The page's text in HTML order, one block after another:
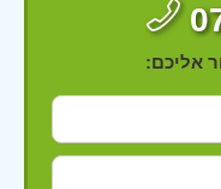
אליכם: